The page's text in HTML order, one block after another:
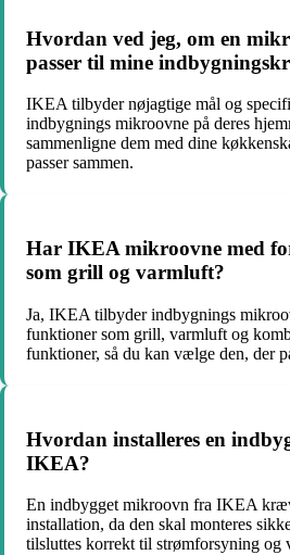
Hvordan ved jeg, om en
passer til mine
IKEA tilbyder nøjagtige mål og
indbygnings mikroovne på deres
sammenligne dem med dine
passer sammen.
Har IKEA mikroovne med
som grill og varmluft?
Ja, IKEA tilbyder indbygnings
funktioner som grill, varmluft og
funktioner, så du kan vælge den, der
Hvordan installeres en
IKEA?
En indbygget mikroovn fra IKEA
installation, da den skal monteres
tilsluttes korrekt til strømforsyning og